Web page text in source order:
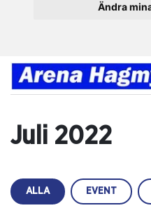
Ändra
Juli 2022
ALLA EVENT